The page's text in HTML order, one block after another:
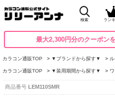
検索 ラン
最大2,300円分のクーポン
カラコン通販TOP ▼ブランドから探す▼
カラコン通販TOP ▼装用期間から探す▼
商品番号 LEM110SMR